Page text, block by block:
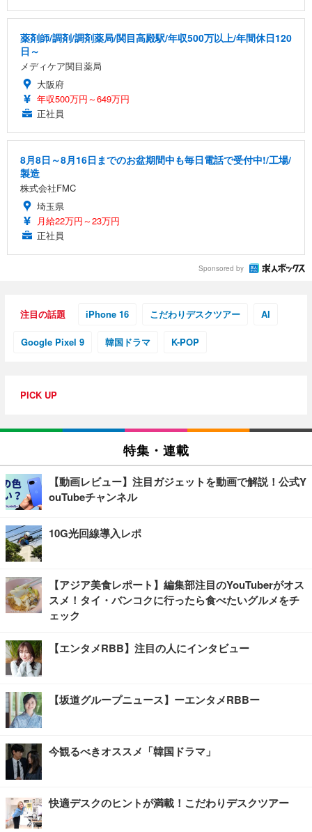
薬剤師/調剤/調剤薬局/関目高殿駅/年収500万以上/年間休日120
日～
メディケア関目薬局
大阪府
年収500万円～649万円
正社員
8月8日～8月16日までのお盆期間中も毎日電話で受付中!/工場/
製造
株式会社FMC
埼玉県
月給22万円～23万円
正社員
Sponsored by
注目の話題 iPhone 16 こだわりデスクツアー AI
Google Pixel 9 韓国ドラマ K-POP
PICK UP
特集・連載
【動画レビュー】注目ガジェットを動画で解説！公式Y
ouTubeチャンネル
10G光回線導入レポ
【アジア美食レポート】編集部注目のYouTuberがオス
スメ！タイ・バンコクに行ったら食べたいグルメをチ
ェック
【エンタメRBB】注目の人にインタビュー
【坂道グループニュース】ーエンタメRBBー
今観るべきオススメ「韓国ドラマ」
快適デスクのヒントが満載！こだわりデスクツアー